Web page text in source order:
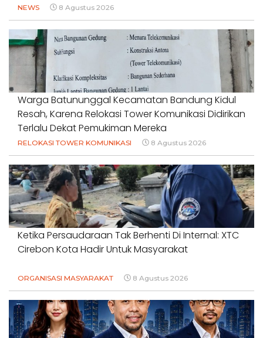
NEWS 8 Agustus 2026
Warga Batununggal Kecamatan Bandung Kidul
Resah, Karena Relokasi Tower Komunikasi Didirikan
Terlalu Dekat Pemukiman Mereka
RELOKASI TOWER KOMUNIKASI 8 Agustus 2026
Ketika Persaudaraan Tak Berhenti Di Internal: XTC
Cirebon Kota Hadir Untuk Masyarakat
ORGANISASI MASYARAKAT 8 Agustus 2026